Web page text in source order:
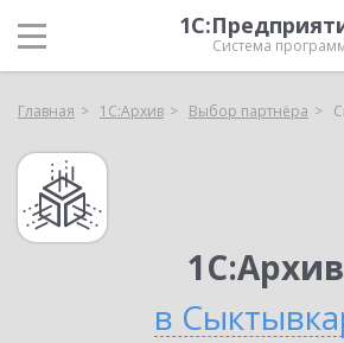
Система
Главная 1С:Архив Выбор партнёра
1С:Архив
в